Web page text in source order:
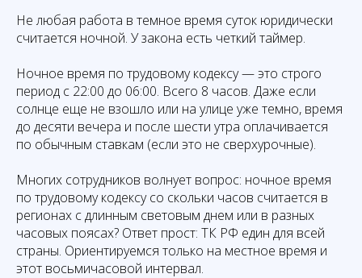
Не любая работа в темное время суток юридически
считается ночной. У закона есть четкий таймер.
Ночное время по трудовому кодексу — это строго
период с 22:00 до 06:00. Всего 8 часов. Даже если
солнце еще не взошло или на улице уже темно, время
до десяти вечера и после шести утра оплачивается
по обычным ставкам (если это не сверхурочные).
Многих сотрудников волнует вопрос: ночное время
по трудовому кодексу со скольки часов считается в
регионах с длинным световым днем или в разных
часовых поясах? Ответ прост: ТК РФ един для всей
страны. Ориентируемся только на местное время и
этот восьмичасовой интервал.